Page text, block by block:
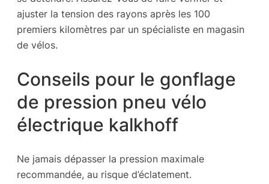
ajuster la tension des rayons après les 100
premiers kilomètres par un spécialiste en magasin
de vélos.
Conseils pour le gonflage
de pression pneu vélo
électrique kalkhoff
Ne jamais dépasser la pression maximale
recommandée, au risque d’éclatement.